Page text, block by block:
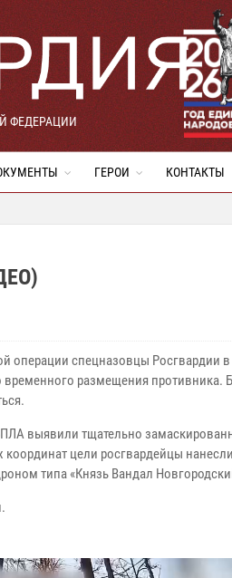
ФЕДЕРАЦИИ
ГЕРОИ КОНТАКТЫ
операции спецназовцы Росгвардии в
размещения противника.
выявили тщательно
цели росгвардейцы
типа «Князь Вандал